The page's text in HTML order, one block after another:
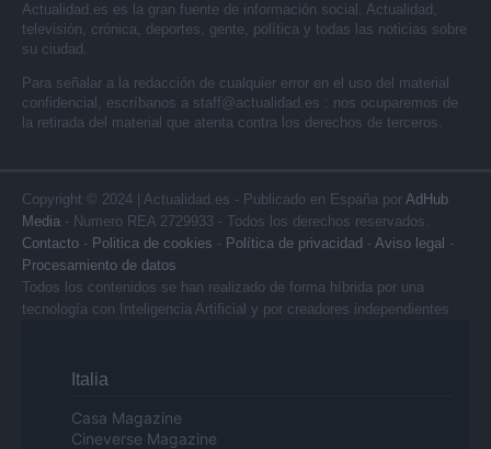
Actualidad.es es la gran fuente de información social. Actualidad,
televisión, crónica, deportes, gente, política y todas las noticias sobre
su ciudad.
Para señalar a la redacción de cualquier error en el uso del material
confidencial, escríbanos a staff@actualidad.es : nos ocuparemos de
la retirada del material que atenta contra los derechos de terceros.
Copyright © 2024 | Actualidad.es - Publicado en España por AdHub
Media - Numero REA 2729933 - Todos los derechos reservados.
Contacto - Politica de cookies - Política de privacidad - Aviso legal -
Procesamiento de datos
Todos los contenidos se han realizado de forma híbrida por una
tecnología con Inteligencia Artificial y por creadores independientes
Italia
Casa Magazine
Cineverse Magazine